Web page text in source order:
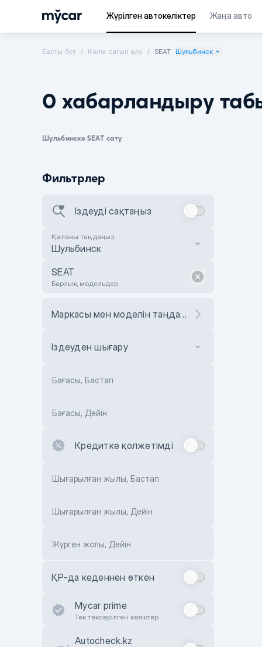
Жүрілген автокөліктер Жаңа авто
Басты бет Көлік сатып алу SEAT Шульбинск
0 хабарландыру
Шульбинске SEAT сату
Фильтрлер
Іздеуді сақтаңыз
Қаланы таңдаңыз
Шульбинск
SEAT
Барлық модельдер
Маркасы мен моделін таңдаңыз
Іздеуден шығару
Бағасы, Бастап
Бағасы, Дейін
Кредитке қолжетімді
Шығарылған жылы, Бастап
Шығарылған жылы, Дейін
Жүрген жолы, Дейін
ҚР-да кеденнен өткен
Mycar prime
Тек тексерілген көліктер
Autocheck.kz